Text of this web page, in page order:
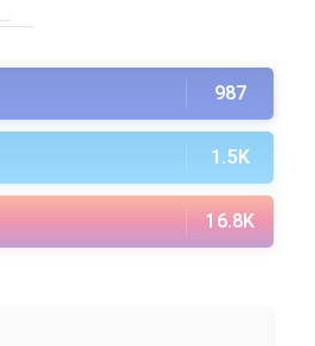
987
1.5K
16.8K